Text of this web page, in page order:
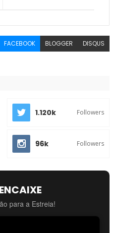
FACEBOOK BLOGGER DISQUS
1.120k Followers
96k Followers
para a Estreia!